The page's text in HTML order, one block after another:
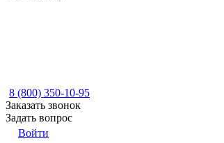
8 (800) 350-10-95
Заказать звонок
Задать вопрос
Войти